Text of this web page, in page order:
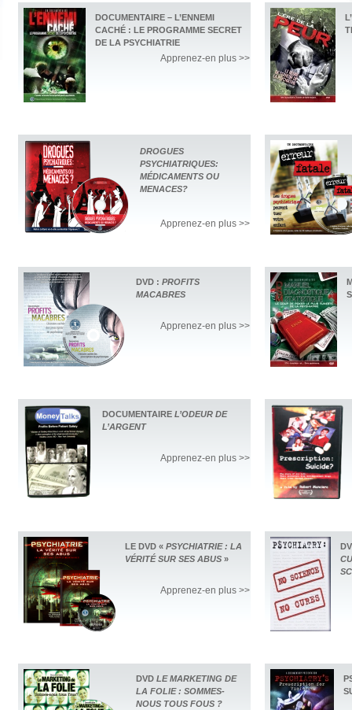
DOCUMENTAIRE – L’ENNEMI
CACHÉ : LE PROGRAMME SECRET
DE LA PSYCHIATRIE
Apprenez-en plus >>
DROGUES
PSYCHIATRIQUES:
MÉDICAMENTS OU
MENACES?
Apprenez-en plus >>
DVD : PROFITS
MACABRES
Apprenez-en plus >>
DOCUMENTAIRE L’ODEUR DE
L’ARGENT
Apprenez-en plus >>
LE DVD « PSYCHIATRIE : LA
VÉRITÉ SUR SES ABUS »
Apprenez-en plus >>
DVD LE MARKETING DE
LA FOLIE : SOMMES-
NOUS TOUS FOUS ?